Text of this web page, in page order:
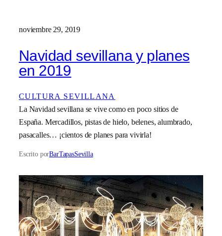
noviembre 29, 2019
Navidad sevillana y planes
en 2019
CULTURA SEVILLANA
La Navidad sevillana se vive como en poco sitios de
España. Mercadillos, pistas de hielo, belenes, alumbrado,
pasacalles… ¡cientos de planes para vivirla!
Escrito porBarTapasSevilla